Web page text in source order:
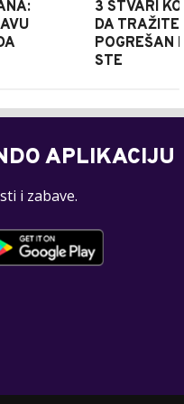
3 STVARI
DA TRAŽITE
POGREŠAN
STE
APLIKACIJU
i zabave.